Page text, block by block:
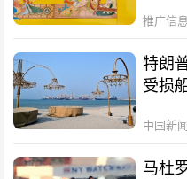
推广信息
特朗
受损
中国新
马杜